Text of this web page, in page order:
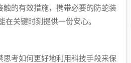
触的有效措施，携带必要的防蛇装
在关键时刻提供一份安心。
思考如何更好地利用科技手段来保